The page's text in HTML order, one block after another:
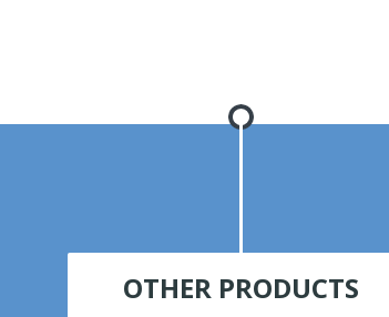
OTHER PRODUCTS